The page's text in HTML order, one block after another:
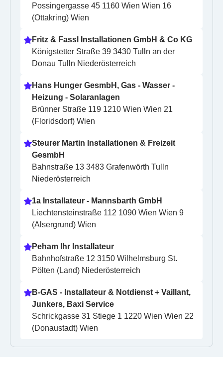
Possingergasse 45 1160 Wien Wien 16
(Ottakring) Wien
Fritz & Fassl Installationen GmbH & Co KG
Königstetter Straße 39 3430 Tulln an der
Donau Tulln Niederösterreich
Hans Hunger GesmbH, Gas - Wasser -
Heizung - Solaranlagen
Brünner Straße 119 1210 Wien Wien 21
(Floridsdorf) Wien
Steurer Martin Installationen & Freizeit
GesmbH
Bahnstraße 13 3483 Grafenwörth Tulln
Niederösterreich
1a Installateur - Mannsbarth GmbH
Liechtensteinstraße 112 1090 Wien Wien 9
(Alsergrund) Wien
Peham Ihr Installateur
Bahnhofstraße 12 3150 Wilhelmsburg St.
Pölten (Land) Niederösterreich
B-GAS - Installateur & Notdienst + Vaillant,
Junkers, Baxi Service
Schrickgasse 31 Stiege 1 1220 Wien Wien 22
(Donaustadt) Wien